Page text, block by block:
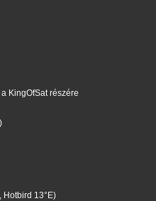
KingOfSat részére
Hotbird 13°E)